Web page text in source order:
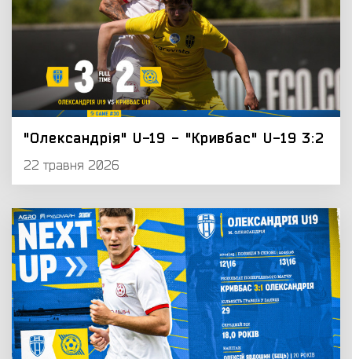
"Олександрія" U-19 - "Кривбас" U-19 3:2
22 травня 2026